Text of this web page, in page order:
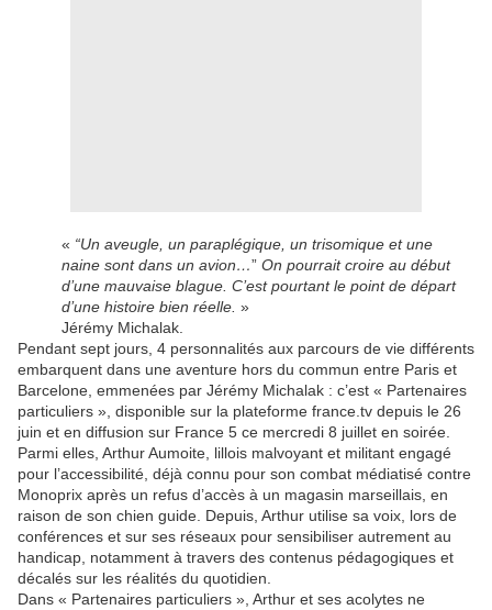
« “Un aveugle, un paraplégique, un trisomique et une
naine sont dans un avion…” On pourrait croire au début
d’une mauvaise blague. C’est pourtant le point de départ
d’une histoire bien réelle. »
Jérémy Michalak.
Pendant sept jours, 4 personnalités aux parcours de vie différents
embarquent dans une aventure hors du commun entre Paris et
Barcelone, emmenées par Jérémy Michalak : c’est « Partenaires
particuliers », disponible sur la plateforme france.tv depuis le 26
juin et en diffusion sur France 5 ce mercredi 8 juillet en soirée.
Parmi elles, Arthur Aumoite, lillois malvoyant et militant engagé
pour l’accessibilité, déjà connu pour son combat médiatisé contre
Monoprix après un refus d’accès à un magasin marseillais, en
raison de son chien guide. Depuis, Arthur utilise sa voix, lors de
conférences et sur ses réseaux pour sensibiliser autrement au
handicap, notamment à travers des contenus pédagogiques et
décalés sur les réalités du quotidien.
Dans « Partenaires particuliers », Arthur et ses acolytes ne